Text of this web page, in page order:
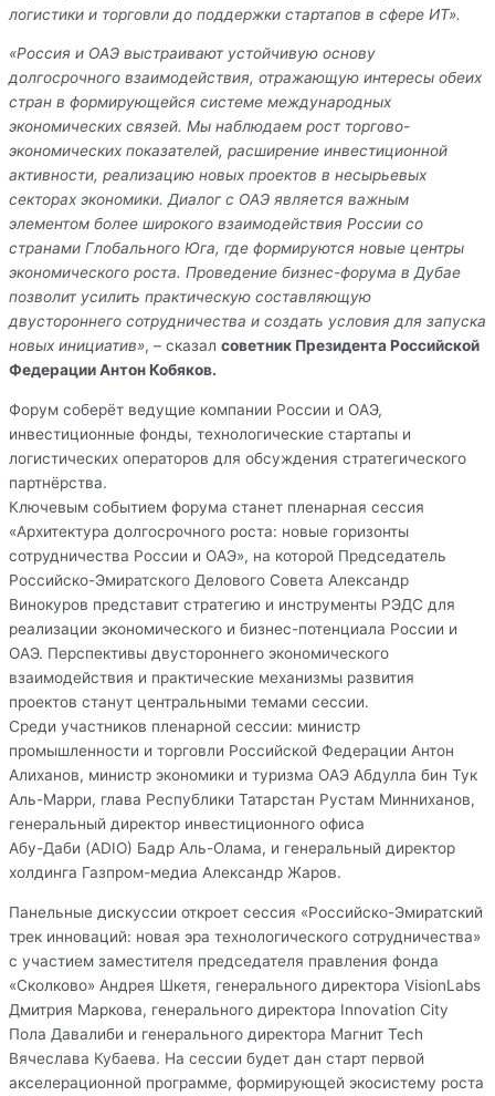
логистики и торговли до поддержки стартапов в сфере ИТ».
«Россия и ОАЭ выстраивают устойчивую основу
долгосрочного взаимодействия, отражающую интересы обеих
стран в формирующейся системе международных
экономических связей. Мы наблюдаем рост торгово-
экономических показателей, расширение инвестиционной
активности, реализацию новых проектов в несырьевых
секторах экономики. Диалог с ОАЭ является важным
элементом более широкого взаимодействия России со
странами Глобального Юга, где формируются новые центры
экономического роста. Проведение бизнес-форума в Дубае
позволит усилить практическую составляющую
двустороннего сотрудничества и создать условия для запуска
новых инициатив», – сказал советник Президента Российской
Федерации Антон Кобяков.
Форум соберёт ведущие компании России и ОАЭ,
инвестиционные фонды, технологические стартапы и
логистических операторов для обсуждения стратегического
партнёрства.
Ключевым событием форума станет пленарная сессия
«Архитектура долгосрочного роста: новые горизонты
сотрудничества России и ОАЭ», на которой Председатель
Российско-Эмиратского Делового Совета Александр
Винокуров представит стратегию и инструменты РЭДС для
реализации экономического и бизнес-потенциала России и
ОАЭ. Перспективы двустороннего экономического
взаимодействия и практические механизмы развития
проектов станут центральными темами сессии.
Среди участников пленарной сессии: министр
промышленности и торговли Российской Федерации Антон
Алиханов, министр экономики и туризма ОАЭ Абдулла бин Тук
Аль-Марри, глава Республики Татарстан Рустам Минниханов,
генеральный директор инвестиционного офиса
Абу-Даби (ADIO) Бадр Аль-Олама, и генеральный директор
холдинга Газпром-медиа Александр Жаров.
Панельные дискуссии откроет сессия «Российско-Эмиратский
трек инноваций: новая эра технологического сотрудничества»
с участием заместителя председателя правления фонда
«Сколково» Андрея Шкетя, генерального директора VisionLabs
Дмитрия Маркова, генерального директора Innovation City
Пола Давалиби и генерального директора Магнит Tech
Вячеслава Кубаева. На сессии будет дан старт первой
акселерационной программе, формирующей экосистему роста